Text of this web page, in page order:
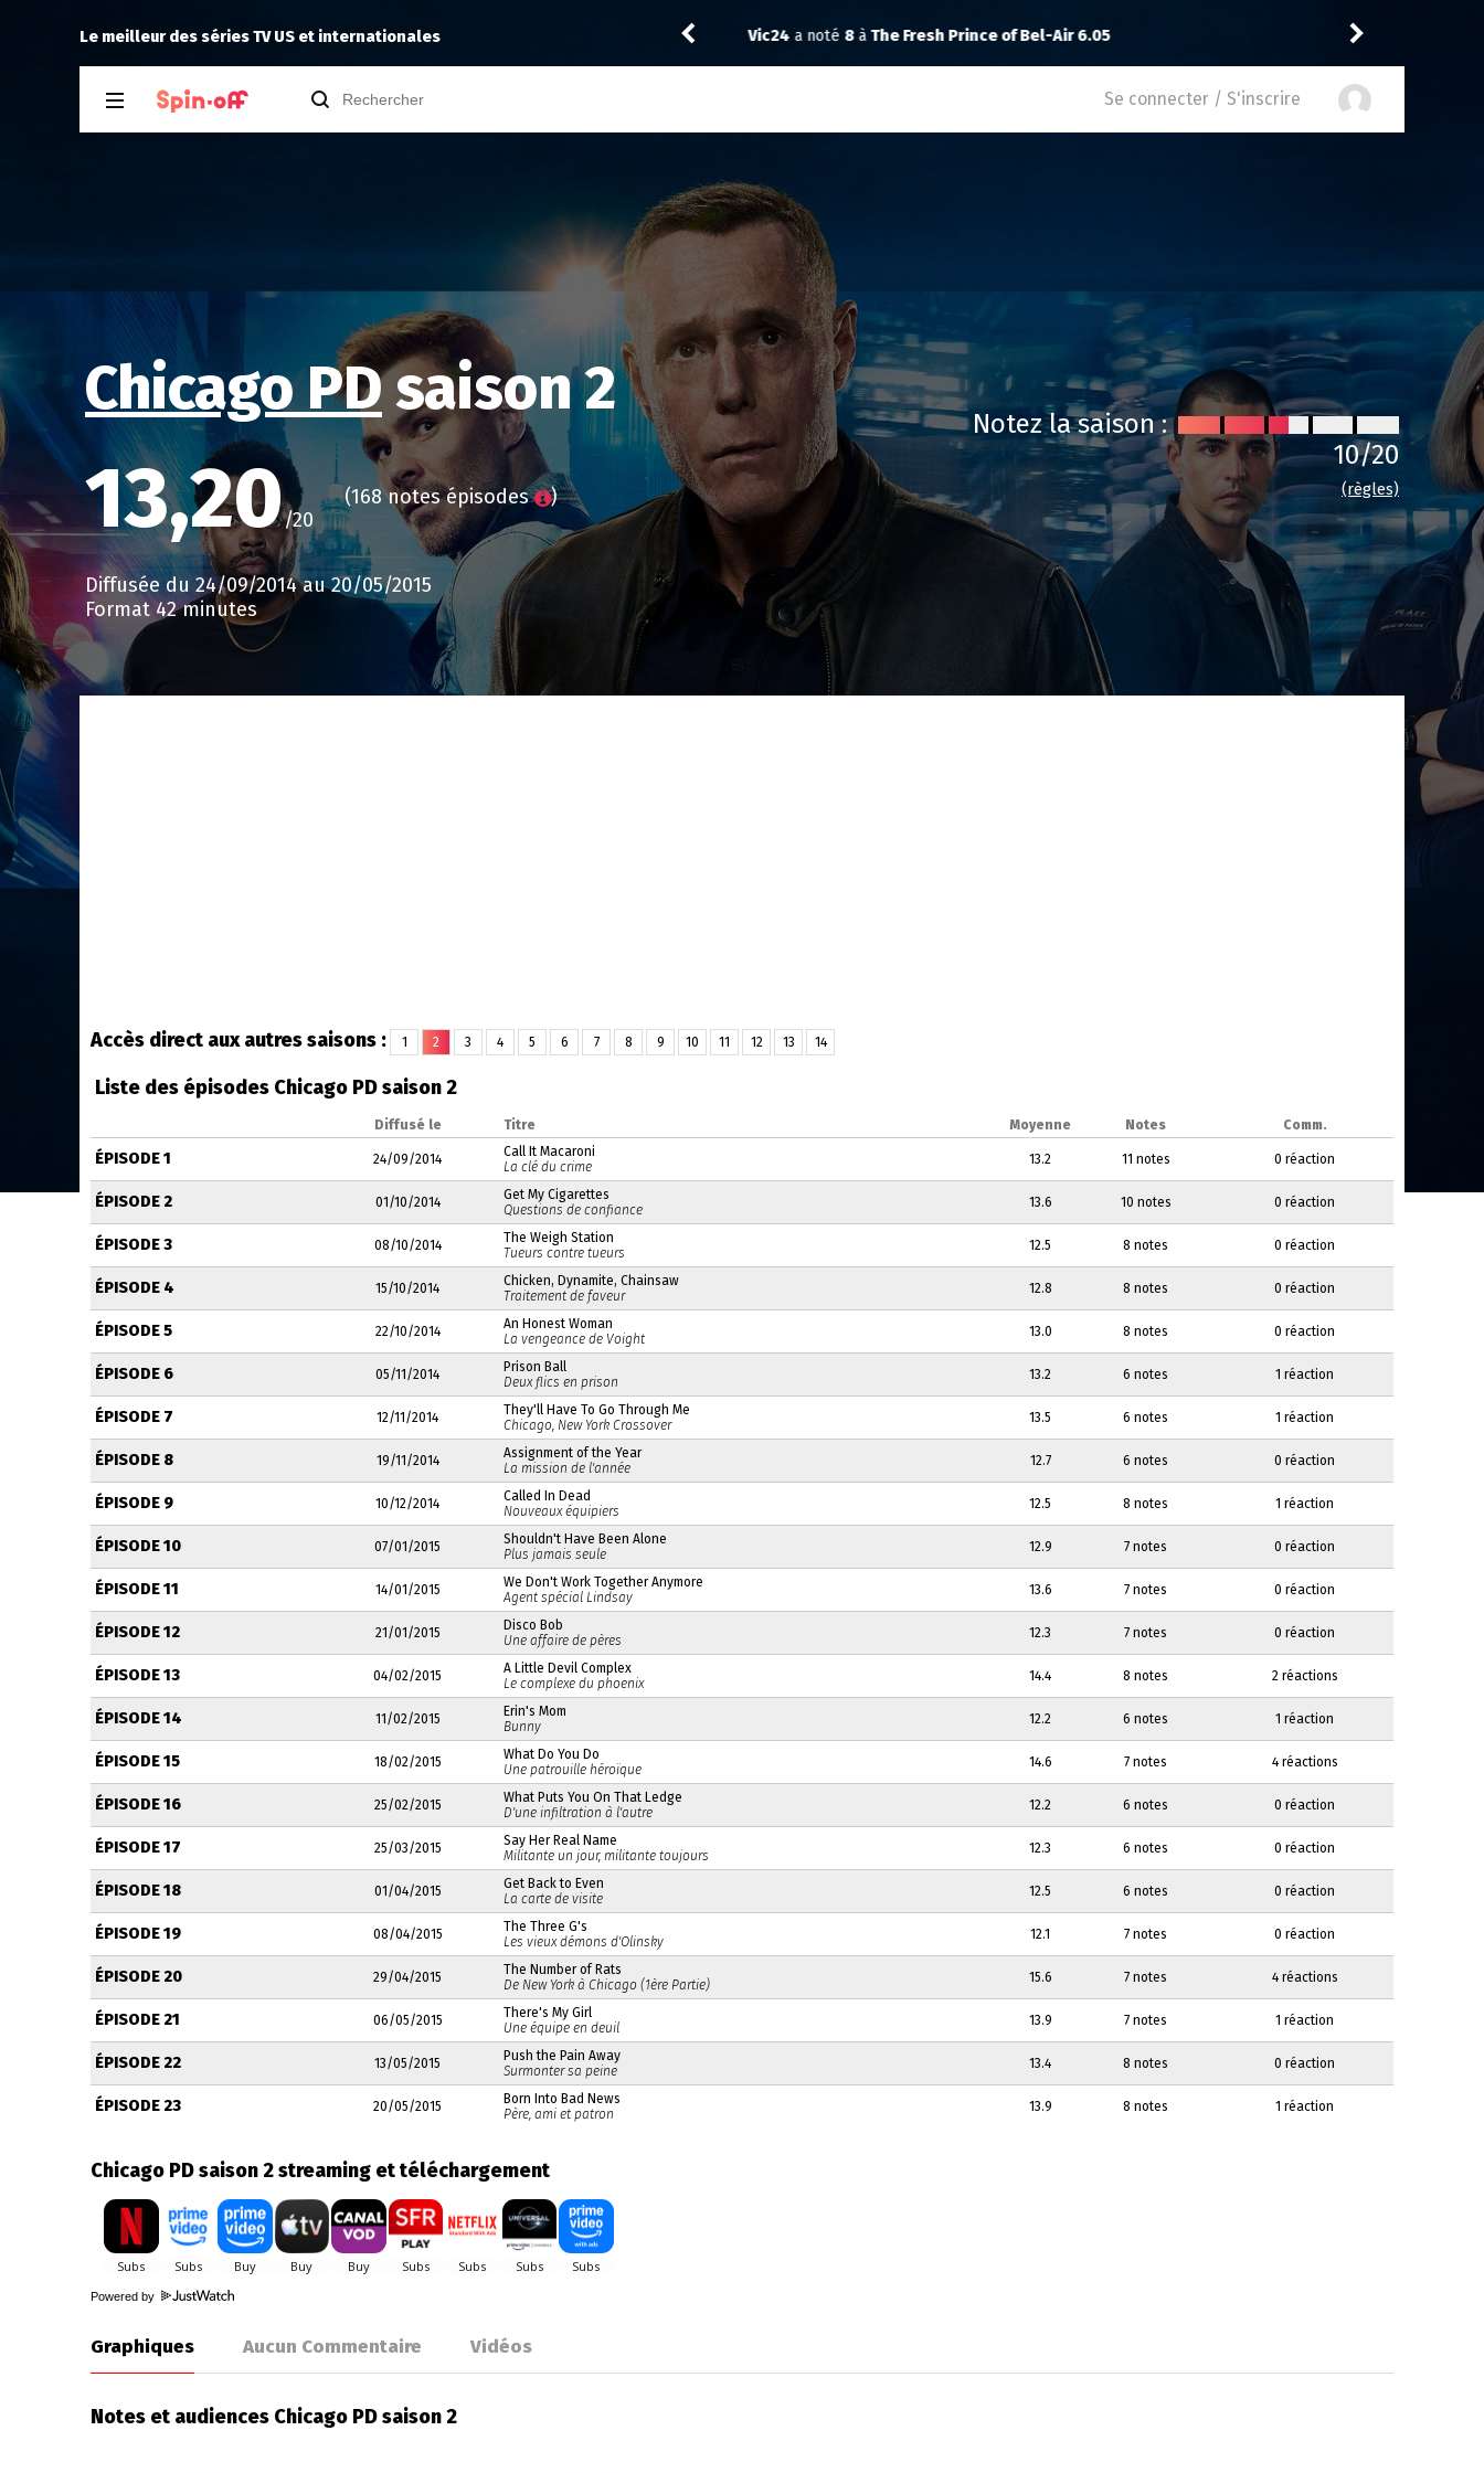
Le meilleur des séries TV US et internationales
LilyrecommandeD.P. Vic24 a noté 8àThe Fresh Prince of Bel-Air 6.05 Shinobi666
Se connecter / S'inscrire
Chicago PDsaison 2
13,20/20
(168 notes épisodes )
Diffusée du 24/09/2014 au 20/05/2015
Format 42 minutes
Notez la saison :
10/20
(règles)
Accès direct aux autres saisons : 1 2 3 4 5 6 7 8 9 10 11 12 13 14
Liste des épisodes Chicago PD saison 2
Diffusé le Titre Moyenne Notes Comm.
ÉPISODE 1 24/09/2014
Call It Macaroni
La clé du crime
13.2 11 notes 0 réaction
ÉPISODE 2 01/10/2014
Get My Cigarettes
Questions de confiance
13.6 10 notes 0 réaction
ÉPISODE 3 08/10/2014
The Weigh Station
Tueurs contre tueurs
12.5 8 notes 0 réaction
ÉPISODE 4 15/10/2014
Chicken, Dynamite, Chainsaw
Traitement de faveur
12.8 8 notes 0 réaction
ÉPISODE 5 22/10/2014
An Honest Woman
La vengeance de Voight
13.0 8 notes 0 réaction
ÉPISODE 6 05/11/2014
Prison Ball
Deux flics en prison
13.2 6 notes 1 réaction
ÉPISODE 7 12/11/2014
They'll Have To Go Through Me
Chicago, New York Crossover
13.5 6 notes 1 réaction
ÉPISODE 8 19/11/2014
Assignment of the Year
La mission de l'année
12.7 6 notes 0 réaction
ÉPISODE 9 10/12/2014
Called In Dead
Nouveaux équipiers
12.5 8 notes 1 réaction
ÉPISODE 10 07/01/2015
Shouldn't Have Been Alone
Plus jamais seule
12.9 7 notes 0 réaction
ÉPISODE 11 14/01/2015
We Don't Work Together Anymore
Agent spécial Lindsay
13.6 7 notes 0 réaction
ÉPISODE 12 21/01/2015
Disco Bob
Une affaire de pères
12.3 7 notes 0 réaction
ÉPISODE 13 04/02/2015
A Little Devil Complex
Le complexe du phoenix
14.4 8 notes 2 réactions
ÉPISODE 14 11/02/2015
Erin's Mom
Bunny
12.2 6 notes 1 réaction
ÉPISODE 15 18/02/2015
What Do You Do
Une patrouille héroïque
14.6 7 notes 4 réactions
ÉPISODE 16 25/02/2015
What Puts You On That Ledge
D'une infiltration à l'autre
12.2 6 notes 0 réaction
ÉPISODE 17 25/03/2015
Say Her Real Name
Militante un jour, militante toujours
12.3 6 notes 0 réaction
ÉPISODE 18 01/04/2015
Get Back to Even
La carte de visite
12.5 6 notes 0 réaction
ÉPISODE 19 08/04/2015
The Three G's
Les vieux démons d'Olinsky
12.1 7 notes 0 réaction
ÉPISODE 20 29/04/2015
The Number of Rats
De New York à Chicago (1ère Partie)
15.6 7 notes 4 réactions
ÉPISODE 21 06/05/2015
There's My Girl
Une équipe en deuil
13.9 7 notes 1 réaction
ÉPISODE 22 13/05/2015
Push the Pain Away
Surmonter sa peine
13.4 8 notes 0 réaction
ÉPISODE 23 20/05/2015
Born Into Bad News
Père, ami et patron
13.9 8 notes 1 réaction
Chicago PD saison 2 streaming et téléchargement
Powered by
Graphiques Aucun Commentaire Vidéos
Notes et audiences Chicago PD saison 2